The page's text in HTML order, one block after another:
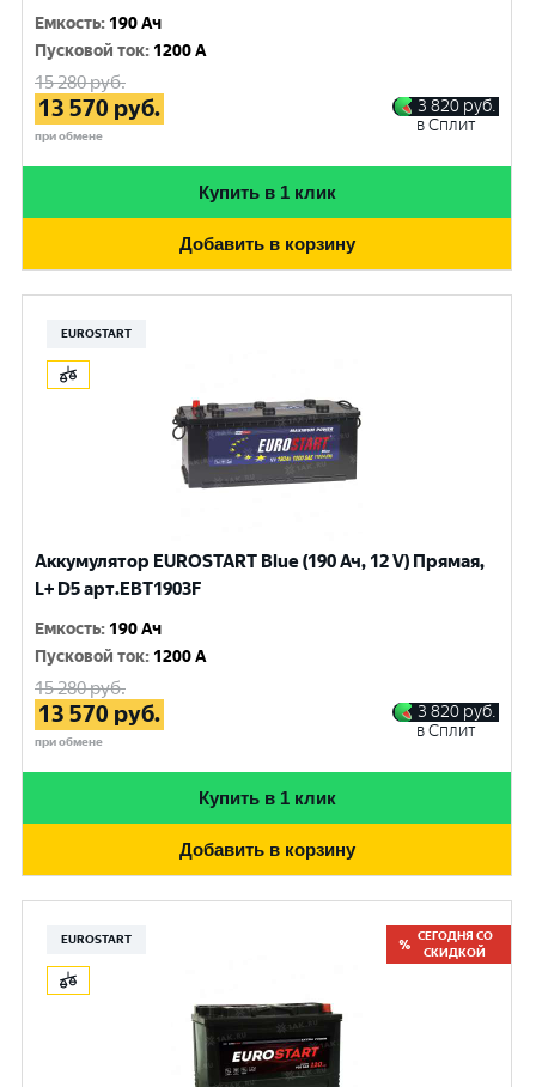
Емкость: 190 Ач
Пусковой ток: 1200 A
15 280руб.
13 570 руб.
при обмене
3 820 руб.
в Сплит
Купить в 1 клик
Добавить в корзину
EUROSTART
Аккумулятор EUROSTART Blue (190 Ач, 12 V) Прямая,
L+ D5 арт.EBT1903F
Емкость: 190 Ач
Пусковой ток: 1200 A
15 280руб.
13 570 руб.
при обмене
3 820 руб.
в Сплит
Купить в 1 клик
Добавить в корзину
EUROSTART
СЕГОДНЯ СО
СКИДКОЙ